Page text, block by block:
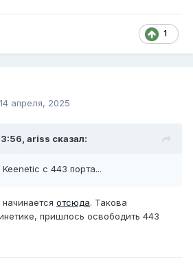
1
14 апреля, 2025
ariss сказал:
с 443 порта...
отсюда. Такова
пришлось освободить 443